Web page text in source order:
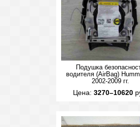
Подушка
водителя (AirBag)
2002-2009 гг.
Цена: 3270–10620